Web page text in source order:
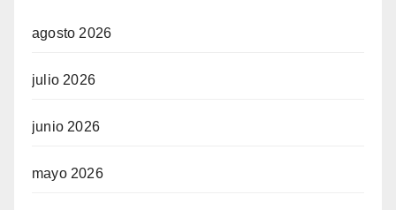
agosto 2026
julio 2026
junio 2026
mayo 2026